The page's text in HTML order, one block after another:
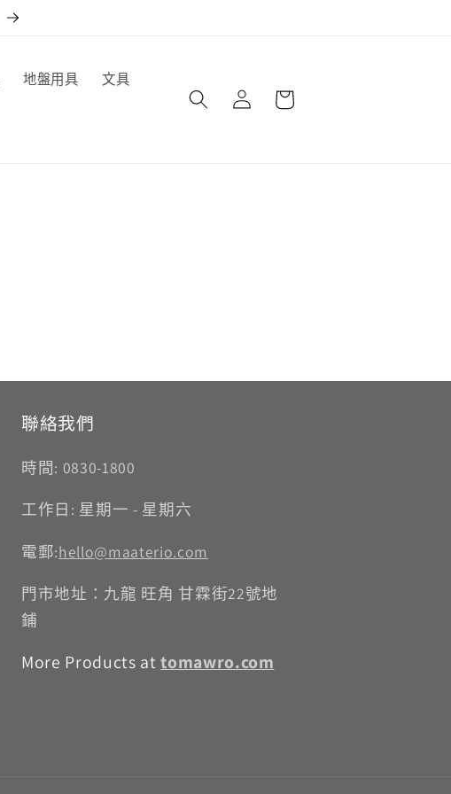
地盤用具 文具
登
入
物
聯絡我們
時間: 0830-1800
工作日: 星期一 - 星期六
電郵:hello@maaterio.com
門市地址：九龍 旺角 甘霖街22號地
鋪
More Products attomawro.com